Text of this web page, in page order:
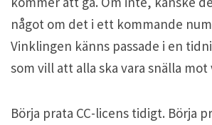
något om det i ett kommande
Vinklingen känns passade i en
som vill att alla ska vara snälla mot
Börja prata CC-licens tidigt. Börja